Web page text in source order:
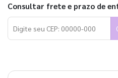
Consultar frete e prazo de